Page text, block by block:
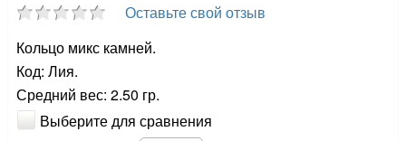
Оставьте свой отзыв
Кольцо микс камней.
Код: Лия.
Средний вес: 2.50 гр.
Выберите для сравнения